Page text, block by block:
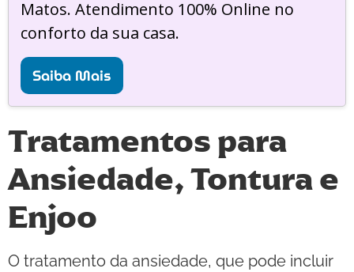
Matos. Atendimento 100% Online no
conforto da sua casa.
Saiba Mais
Tratamentos para
Ansiedade, Tontura e
Enjoo
O tratamento da ansiedade, que pode incluir